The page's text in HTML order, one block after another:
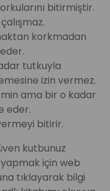
bitirmiştir.
korkmadan
tutkuyla
izin vermez.
ama bir o kadar
eder.
bitirir.
kutbunuz
için web
tıklayarak bilgi